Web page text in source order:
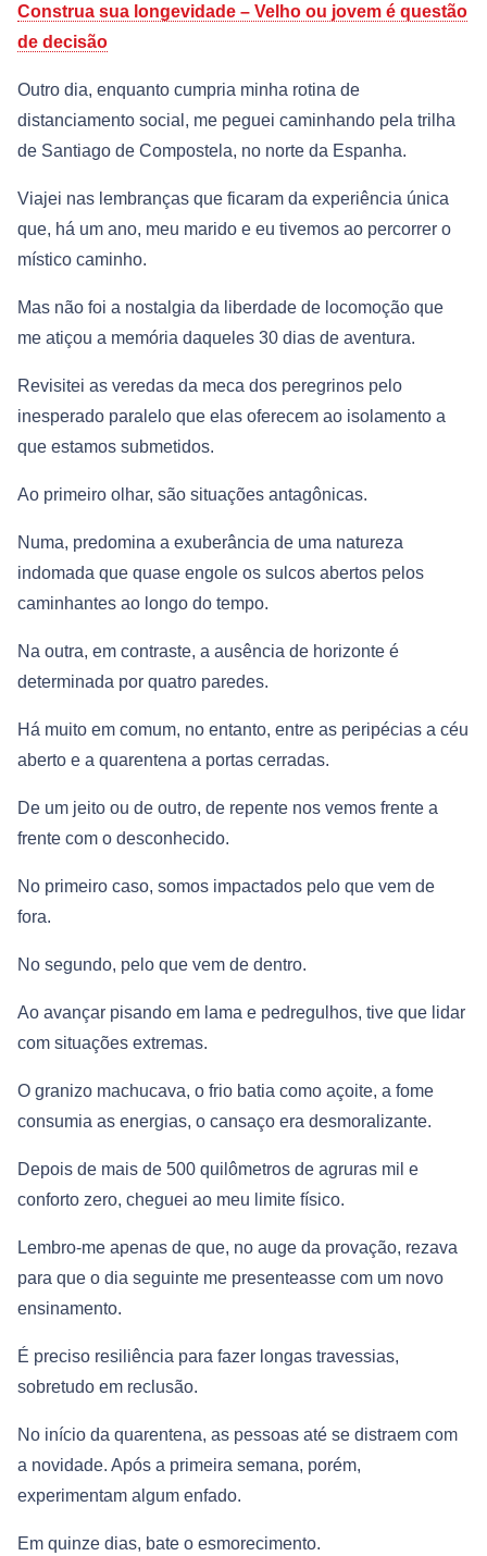
Construa sua longevidade – Velho ou jovem é questão
de decisão
Outro dia, enquanto cumpria minha rotina de
distanciamento social, me peguei caminhando pela trilha
de Santiago de Compostela, no norte da Espanha.
Viajei nas lembranças que ficaram da experiência única
que, há um ano, meu marido e eu tivemos ao percorrer o
místico caminho.
Mas não foi a nostalgia da liberdade de locomoção que
me atiçou a memória daqueles 30 dias de aventura.
Revisitei as veredas da meca dos peregrinos pelo
inesperado paralelo que elas oferecem ao isolamento a
que estamos submetidos.
Ao primeiro olhar, são situações antagônicas.
Numa, predomina a exuberância de uma natureza
indomada que quase engole os sulcos abertos pelos
caminhantes ao longo do tempo.
Na outra, em contraste, a ausência de horizonte é
determinada por quatro paredes.
Há muito em comum, no entanto, entre as peripécias a céu
aberto e a quarentena a portas cerradas.
De um jeito ou de outro, de repente nos vemos frente a
frente com o desconhecido.
No primeiro caso, somos impactados pelo que vem de
fora.
No segundo, pelo que vem de dentro.
Ao avançar pisando em lama e pedregulhos, tive que lidar
com situações extremas.
O granizo machucava, o frio batia como açoite, a fome
consumia as energias, o cansaço era desmoralizante.
Depois de mais de 500 quilômetros de agruras mil e
conforto zero, cheguei ao meu limite físico.
Lembro-me apenas de que, no auge da provação, rezava
para que o dia seguinte me presenteasse com um novo
ensinamento.
É preciso resiliência para fazer longas travessias,
sobretudo em reclusão.
No início da quarentena, as pessoas até se distraem com
a novidade. Após a primeira semana, porém,
experimentam algum enfado.
Em quinze dias, bate o esmorecimento.